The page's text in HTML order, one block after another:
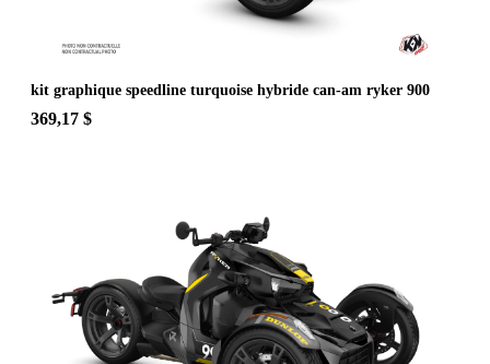
kit graphique speedline turquoise hybride can-am ryker 900
369,17 $